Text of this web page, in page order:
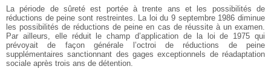
La période de sûreté est portée à trente ans et les possibilités de
réductions de peine sont restreintes. La loi du 9 septembre 1986 diminue
les possibilités de réductions de peine en cas de réussite à un examen.
Par ailleurs, elle réduit le champ d’application de la loi de 1975 qui
prévoyait de façon générale l’octroi de réductions de peine
supplémentaires sanctionnant des gages exceptionnels de réadaptation
sociale après trois ans de détention.